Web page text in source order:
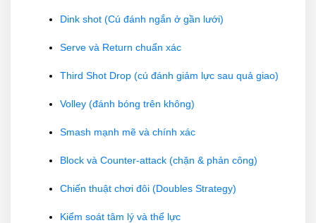
Dink shot (Cú đánh ngắn ở gần lưới)
Serve và Return chuẩn xác
Third Shot Drop (cú đánh giảm lực sau quả giao)
Volley (đánh bóng trên không)
Smash mạnh mẽ và chính xác
Block và Counter-attack (chặn & phản công)
Chiến thuật chơi đôi (Doubles Strategy)
Kiểm soát tâm lý và thể lực